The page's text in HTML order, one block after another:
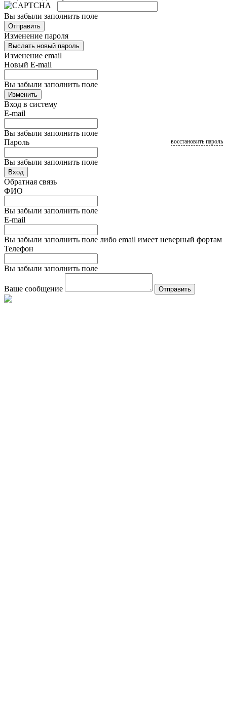
Вы забыли заполнить поле
Отправить
Изменение пароля
Выслать новый пароль
Изменение email
Новый E-mail
Вы забыли заполнить поле
Изменить
Вход в систему
E-mail
Вы забыли заполнить поле
Пароль
Вы забыли заполнить поле
восстановить пароль
Вход
Обратная связь
ФИО
Вы забыли заполнить поле
E-mail
Вы забыли заполнить поле либо email имеет неверный фортам
Телефон
Вы забыли заполнить поле
Ваше сообщение Отправить